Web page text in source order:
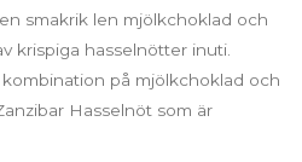
smakrik len mjölkchoklad och
krispiga hasselnötter inuti.
på mjölkchoklad och
Hasselnöt som är